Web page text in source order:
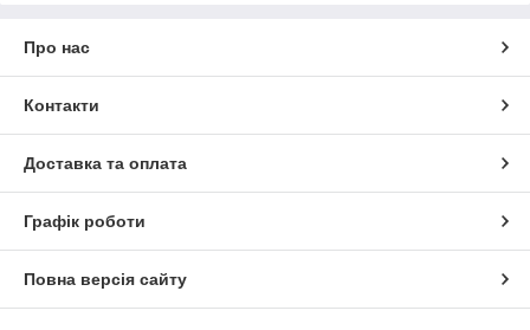
Про нас
Контакти
Доставка та оплата
Графік роботи
Повна версія сайту